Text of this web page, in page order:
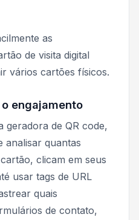
as
de visita digital
vários cartões físicos.
engajamento
geradora de QR code,
analisar quantas
clicam em seus
usar tags de URL
quais
de contato,